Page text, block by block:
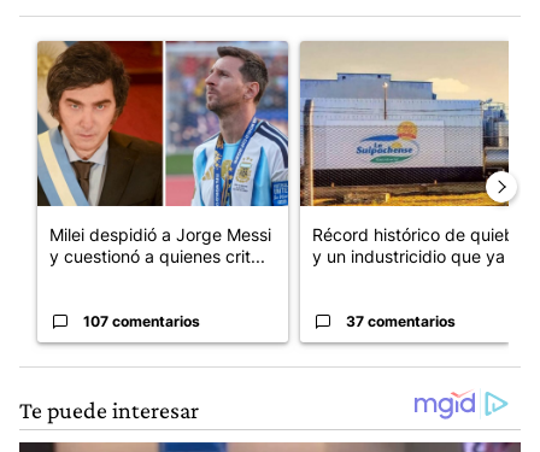
Un artículo de tendencia con el título "Milei despidió a Jorge
Milei despidió a Jorge Messi
y cuestionó a quienes crit...
107 comentarios
Récord histórico de quiebras
y un industricidio que ya ...
37 comentarios